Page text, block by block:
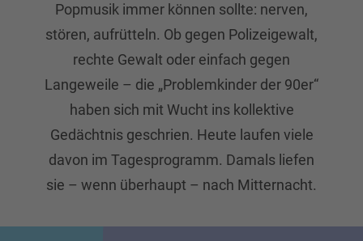
Popmusik immer können sollte: nerven,
stören, aufrütteln. Ob gegen Polizeigewalt,
rechte Gewalt oder einfach gegen
Langeweile – die „Problemkinder der 90er“
haben sich mit Wucht ins kollektive
Gedächtnis geschrien. Heute laufen viele
davon im Tagesprogramm. Damals liefen
sie – wenn überhaupt – nach Mitternacht.